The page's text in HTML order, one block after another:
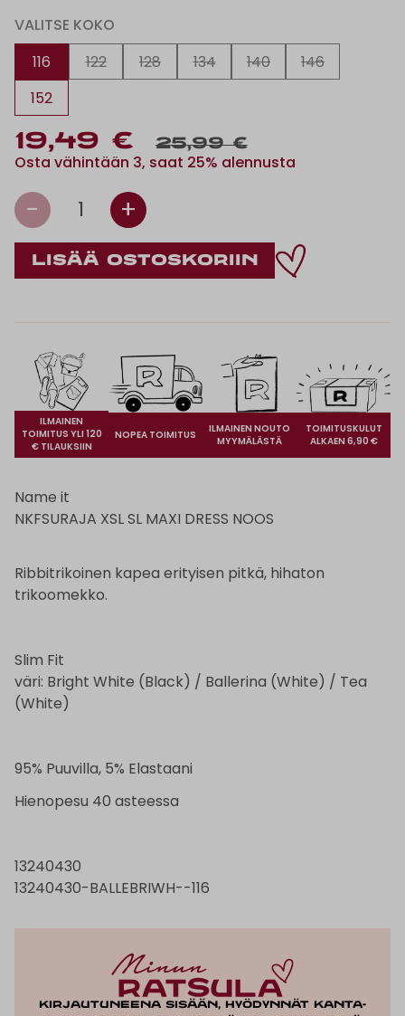
VALITSE KOKO
116
122 128 134 140
146
152
19,49 € 25,99 €
Osta vähintään 3, saat 25% alennusta
- 1 +
ILMAINEN
TOIMITUS YLI 120
€ TILAUKSIIN
NOPEA TOIMITUS
ILMAINEN NOUTO
MYYMÄLÄSTÄ
TOIMITUSKULUT
ALKAEN 6,90 €
Name it
NKFSURAJA XSL SL MAXI DRESS NOOS
Ribbitrikoinen kapea erityisen pitkä, hihaton
trikoomekko.
Slim Fit
väri: Bright White (Black) / Ballerina (White) / Tea
(White)
95% Puuvilla, 5% Elastaani
Hienopesu 40 asteessa
13240430
13240430-BALLEBRIWH--116
Kirjautuneena sisään, hyödynnät kanta-